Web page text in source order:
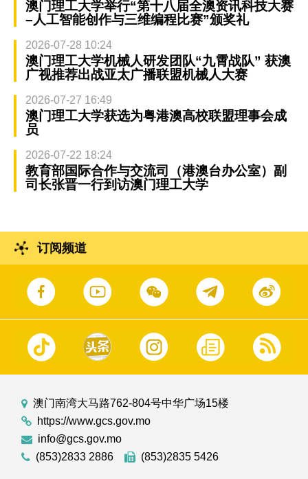
澳门理工大学举行“第十八届全澳资讯科技大赛
–人工智能创作与三维编程比赛”颁奖礼
2026-07-28 10:24
澳门理工大学机械人研发团队“九霄战队” 获澳
广视推荐出战亚太广播联盟机械人大赛
2026-07-27 16:49
澳门理工大学获选为粤港澳高校联盟理事会成
员
2026-07-22 18:24
教育部国际合作与交流司（港澳台办公室）副
司长张晋一行到访澳门理工大学
订阅频道
澳门南湾大马路762-804号中华广场15楼
https://www.gcs.gov.mo
info@gcs.gov.mo
(853)2833 2886
(853)2835 5426